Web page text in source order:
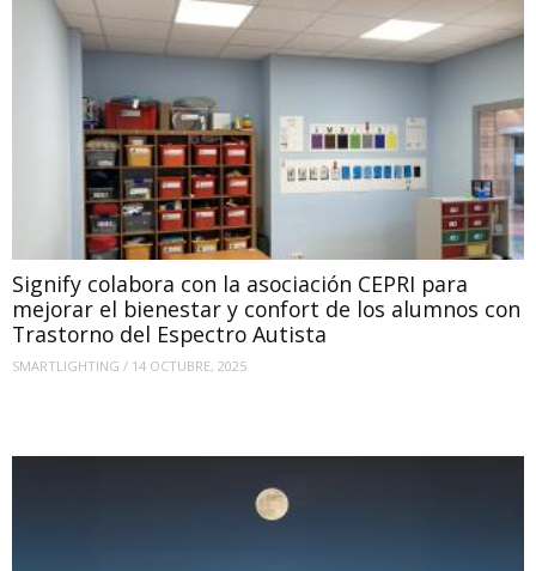
Signify colabora con la asociación CEPRI para
mejorar el bienestar y confort de los alumnos con
Trastorno del Espectro Autista
SMARTLIGHTING / 14 OCTUBRE, 2025